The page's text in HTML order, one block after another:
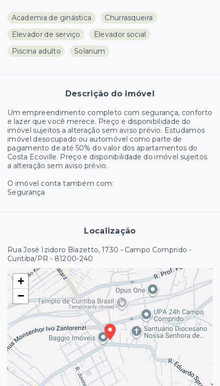
Academia de ginástica
Churrasqueira
Elevador de serviço
Elevador social
Piscina adulto
Solarium
Descrição do imóvel
Um empreendimento completo com segurança, conforto
e lazer que você merece. Preço e disponibilidade do
imóvel sujeitos a alteração sem aviso prévio. Estudamos
imóvel desocupado ou automóvel como parte de
pagamento de até 50% do valor dos apartamentos do
Costa Ecoville. Preço e disponibilidade do imóvel sujeitos
a alteração sem aviso prévio.
O imóvel conta também com:
Segurança
Localização
Rua José Izidoro Biazetto, 1730 - Campo Comprido -
Curitiba/PR - 81200-240
+
−